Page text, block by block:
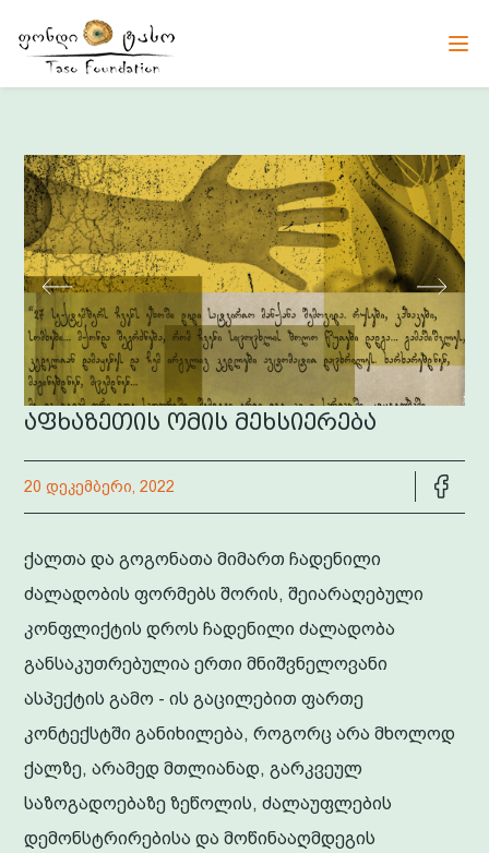
აფხაზეთის ომის მეხსიერება
20 დეკემბერი, 2022
ქალთა და გოგონათა მიმართ ჩადენილი
ძალადობის ფორმებს შორის, შეიარაღებული
კონფლიქტის დროს ჩადენილი ძალადობა
განსაკუთრებულია ერთი მნიშვნელოვანი
ასპექტის გამო - ის გაცილებით ფართე
კონტექსტში განიხილება, როგორც არა მხოლოდ
ქალზე, არამედ მთლიანად, გარკვეულ
საზოგადოებაზე ზეწოლის, ძალაუფლების
დემონსტრირებისა და მოწინააღმდეგის